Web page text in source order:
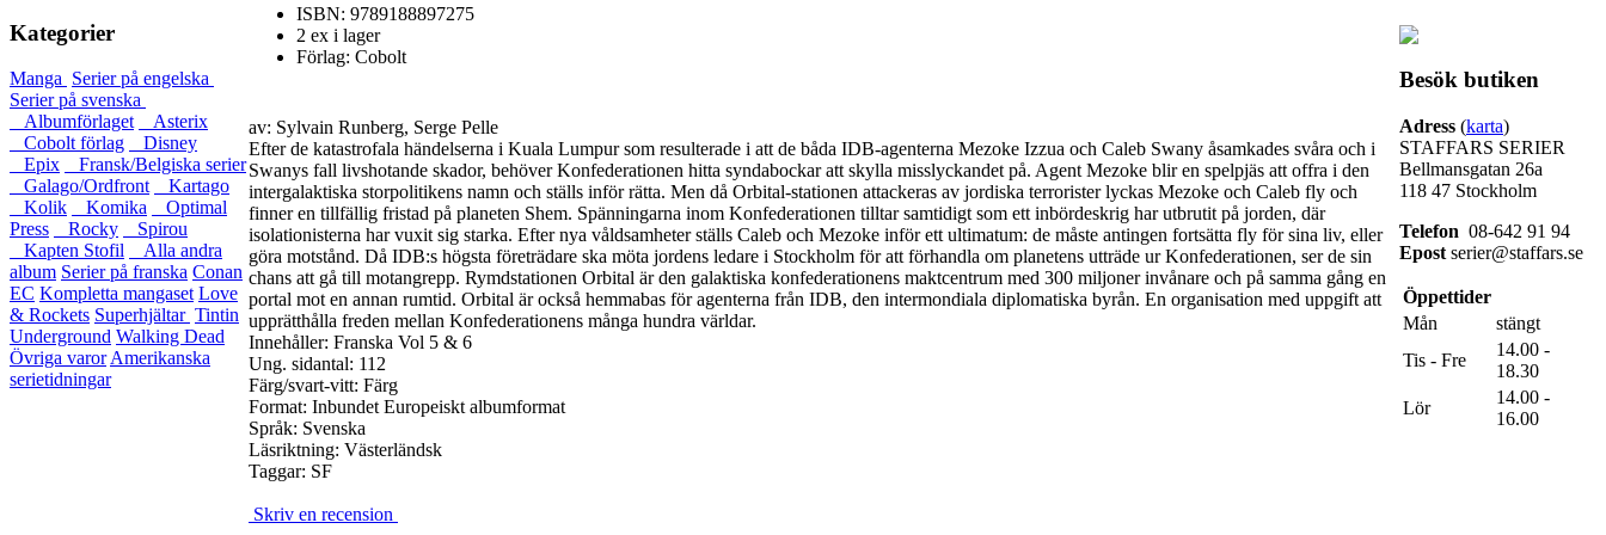
Kategorier
Manga Serier på engelska
Serier på svenska
Albumförlaget
Asterix
Cobolt förlag
Disney
Epix
Fransk/Belgiska serier
Galago/Ordfront
Kartago
Kolik
Komika
Optimal
Press
Rocky
Spirou
Kapten Stofil
Alla andra
album Serier på franska Conan
EC Kompletta mangaset Love
& Rockets Superhjältar Tintin
Underground Walking Dead
Övriga varorAmerikanska
serietidningar
ISBN: 9789188897275
2 ex i lager
Förlag: Cobolt
av: Sylvain Runberg, Serge Pelle
Efter de katastrofala händelserna i Kuala Lumpur som resulterade i att de båda IDB-agenterna Mezoke Izzua och Caleb Swany åsamkades svåra och i
Swanys fall livshotande skador, behöver Konfederationen hitta syndabockar att skylla misslyckandet på. Agent Mezoke blir en spelpjäs att offra i den
intergalaktiska storpolitikens namn och ställs inför rätta. Men då Orbital-stationen attackeras av jordiska terrorister lyckas Mezoke och Caleb fly och
finner en tillfällig fristad på planeten Shem. Spänningarna inom Konfederationen tilltar samtidigt som ett inbördeskrig har utbrutit på jorden, där
isolationisterna har vuxit sig starka. Efter nya våldsamheter ställs Caleb och Mezoke inför ett ultimatum: de måste antingen fortsätta fly för sina liv, eller
göra motstånd. Då IDB:s högsta företrädare ska möta jordens ledare i Stockholm för att förhandla om planetens utträde ur Konfederationen, ser de sin
chans att gå till motangrepp. Rymdstationen Orbital är den galaktiska konfederationens maktcentrum med 300 miljoner invånare och på samma gång en
portal mot en annan rumtid. Orbital är också hemmabas för agenterna från IDB, den intermondiala diplomatiska byrån. En organisation med uppgift att
upprätthålla freden mellan Konfederationens många hundra världar.
Innehåller: Franska Vol 5 & 6
Ung. sidantal: 112
Färg/svart-vitt: Färg
Format: Inbundet Europeiskt albumformat
Språk: Svenska
Läsriktning: Västerländsk
Taggar: SF
Skriv en recension
Besök butiken
Adress (karta)
STAFFARS SERIER
Bellmansgatan 26a
118 47 Stockholm
Telefon 08-642 91 94
Epost serier@staffars.se
Öppettider
Mån
stängt
Tis - Fre
14.00 -
18.30
Lör
14.00 -
16.00